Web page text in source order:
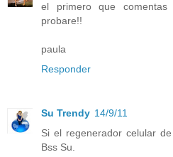
el primero que
probare!!
paula
Responder
Su Trendy 14/9/11
Si el regenerador celular
Bss Su.